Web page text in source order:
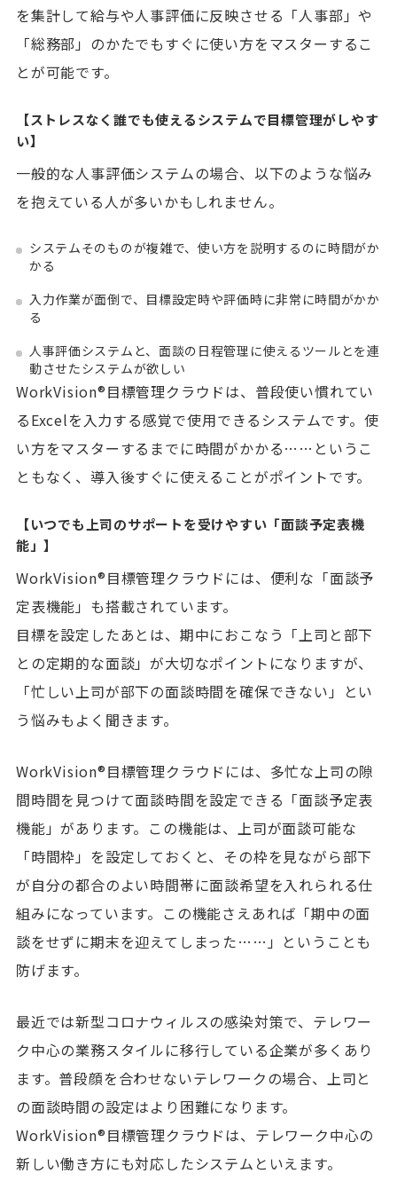
を集計して給与や人事評価に反映させる「人事部」や
「総務部」のかたでもすぐに使い方をマスターするこ
とが可能です。
【ストレスなく誰でも使えるシステムで目標管理がしやす
い】
一般的な人事評価システムの場合、以下のような悩み
を抱えている人が多いかもしれません。
システムそのものが複雑で、使い方を説明するのに時間がか
かる
入力作業が面倒で、目標設定時や評価時に非常に時間がかか
る
人事評価システムと、面談の日程管理に使えるツールとを連
動させたシステムが欲しい
WorkVision®目標管理クラウドは、普段使い慣れてい
るExcelを入力する感覚で使用できるシステムです。使
い方をマスターするまでに時間がかかる……というこ
ともなく、導入後すぐに使えることがポイントです。
【いつでも上司のサポートを受けやすい「面談予定表機
能」】
WorkVision®目標管理クラウドには、便利な「面談予
定表機能」も搭載されています。
目標を設定したあとは、期中におこなう「上司と部下
との定期的な面談」が大切なポイントになりますが、
「忙しい上司が部下の面談時間を確保できない」とい
う悩みもよく聞きます。
WorkVision®目標管理クラウドには、多忙な上司の隙
間時間を見つけて面談時間を設定できる「面談予定表
機能」があります。この機能は、上司が面談可能な
「時間枠」を設定しておくと、その枠を見ながら部下
が自分の都合のよい時間帯に面談希望を入れられる仕
組みになっています。この機能さえあれば「期中の面
談をせずに期末を迎えてしまった……」ということも
防げます。
最近では新型コロナウィルスの感染対策で、テレワー
ク中心の業務スタイルに移行している企業が多くあり
ます。普段顔を合わせないテレワークの場合、上司と
の面談時間の設定はより困難になります。
WorkVision®目標管理クラウドは、テレワーク中心の
新しい働き方にも対応したシステムといえます。